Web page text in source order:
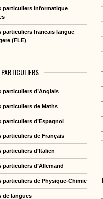
particuliers informatique
particuliers francais langue
(FLE)
particuliers d’Anglais
particuliers de Maths
particuliers d’Espagnol
particuliers de Français
particuliers d’Italien
particuliers d’Allemand
particuliers de Physique-Chimie
de langues